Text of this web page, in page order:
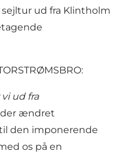
ud fra Klintholm
vi ud fra
ændret
den imponerende
os på en